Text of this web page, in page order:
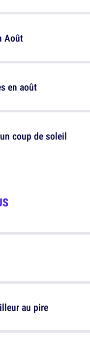
en août
Août
coup de soleil
au pire